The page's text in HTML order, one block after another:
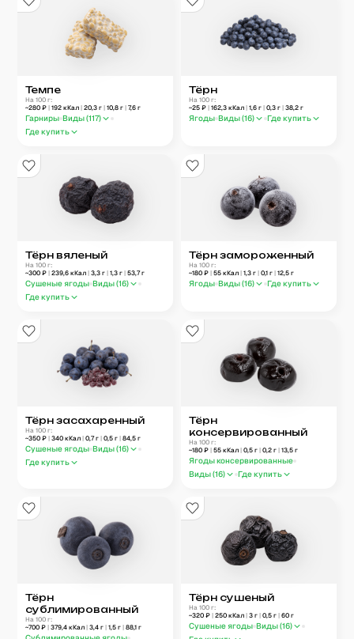
Темпе
На 100 г:
~280 ₽| 192 кКал| 20,3 г| 10,8 г| 7,6 г
Гарниры Виды (117)
Где купить
Тёрн
На 100 г:
~25 ₽ | 162,3 кКал | 1,6 г | 0,3 г | 38,2 г
Ягоды Виды (16) Где купить
Тёрн вяленый
На 100 г:
~300 ₽| 239,6 кКал| 3,3 г| 1,3 г| 53,7г
Сушеные ягоды Виды (16)
Где купить
Тёрн замороженный
На 100 г:
~180 ₽ | 55 кКал | 1,3 г | 0,1 г | 12,5 г
Ягоды Виды (16) Где купить
Тёрн засахаренный
На 100 г:
~350 ₽| 340 кКал| 0,7г| 0,5 г| 84,5 г
Сушеные ягоды Виды (16)
Где купить
Тёрн
консервированный
На 100 г:
~180 ₽ | 55 кКал | 0,5 г | 0,2 г | 13,5 г
Ягоды консервированные
Виды (16) Где купить
Тёрн
сублимированный
На 100 г:
~700 ₽| 379,4 кКал| 3,4 г| 1,5 г| 88,1 г
Тёрн сушеный
На 100 г:
~320 ₽ | 250 кКал | 3 г | 0,5 г | 60 г
Сушеные ягоды Виды (16)